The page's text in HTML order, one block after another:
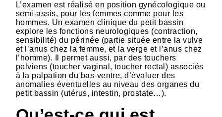
L’examen est réalisé en position gynécologique ou
semi-assis, pour les femmes comme pour les
hommes. Un examen clinique du petit bassin
explore les fonctions neurologiques (contraction,
sensibilité) du périnée (partie située entre la vulve
et l’anus chez la femme, et la verge et l’anus chez
l’homme). Il permet aussi, par des touchers
pelviens (toucher vaginal, toucher rectal) associés
à la palpation du bas-ventre, d’évaluer des
anomalies éventuelles au niveau des organes du
petit bassin (utérus, intestin, prostate…).